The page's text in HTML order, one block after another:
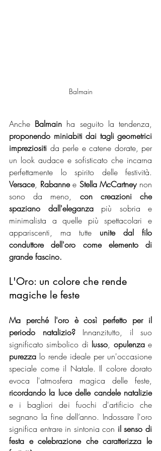
Balmain
Anche Balmain
proponendo miniabiti dai tagli geometrici
impreziositi da perle e catene dorate, per
un look audace e sofisticato che incarna
Versace, Rabanne e Stella McCartney non
sono da meno, con creazioni che
spaziano dall'eleganza più sobria e
minimalista a quelle più spettacolari e
appariscenti, ma tutte unite dal filo
conduttore dell'oro come elemento di
grande fascino.
L'Oro: un colore che rende
magiche le feste
Ma perché l'oro è così perfetto per il
periodo natalizio? Innanzitutto, il suo
significato simbolico di lusso, opulenza
purezza lo rende ideale per un'occasione
speciale come il Natale. Il colore dorato
ricordando la luce delle candele natalizie
e i bagliori dei fuochi d'artificio che
segnano la fine dell’anno. Indossare l'oro
significa entrare in sintonia con il senso di
festa e celebrazione che caratterizza le